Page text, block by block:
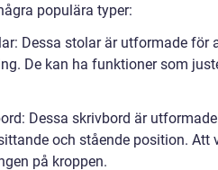
populära typer:
Dessa stolar är utformade
De kan ha funktioner som
Dessa skrivbord är
och stående position. Att
på kroppen.